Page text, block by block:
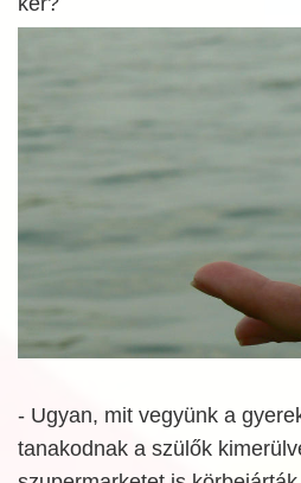
- Ugyan, mit vegyünk a
tanakodnak a szülők